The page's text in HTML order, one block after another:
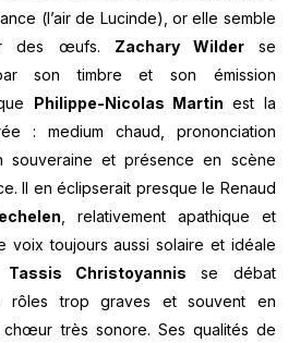
(l’air de Lucinde), or elle semble
des œufs. Zachary Wilderse
son timbre et son émission
Philippe-Nicolas Martin est la
: medium chaud, prononciation
souveraine et présence en scène
Il en éclipserait presque le Renaud
, relativement apathique et
voix toujours aussi solaire et idéale
Tassis Christoyannis se débat
rôles trop graves et souvent en
très sonore. Ses qualités de